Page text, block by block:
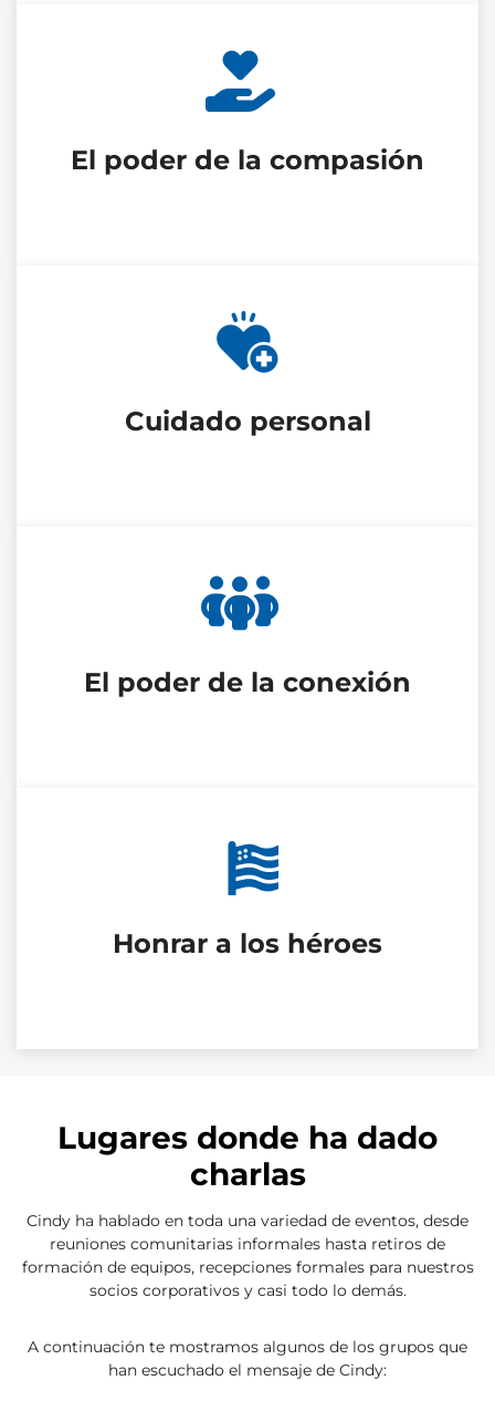
El poder de la compasión
Cuidado personal
El poder de la conexión
Honrar a los héroes
Lugares donde ha dado
charlas
Cindy ha hablado en toda una variedad de eventos, desde
reuniones comunitarias informales hasta retiros de
formación de equipos, recepciones formales para nuestros
socios corporativos y casi todo lo demás.
A continuación te mostramos algunos de los grupos que
han escuchado el mensaje de Cindy: